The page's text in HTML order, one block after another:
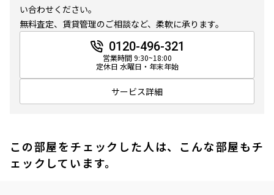
い合わせください。
無料査定、賃貸管理のご相談など、柔軟に承ります。
0120-496-321
営業時間 9:30~18:00
定休日 水曜日・年末年始
サービス詳細
この部屋をチェックした人は、こんな部屋もチ
ェックしています。